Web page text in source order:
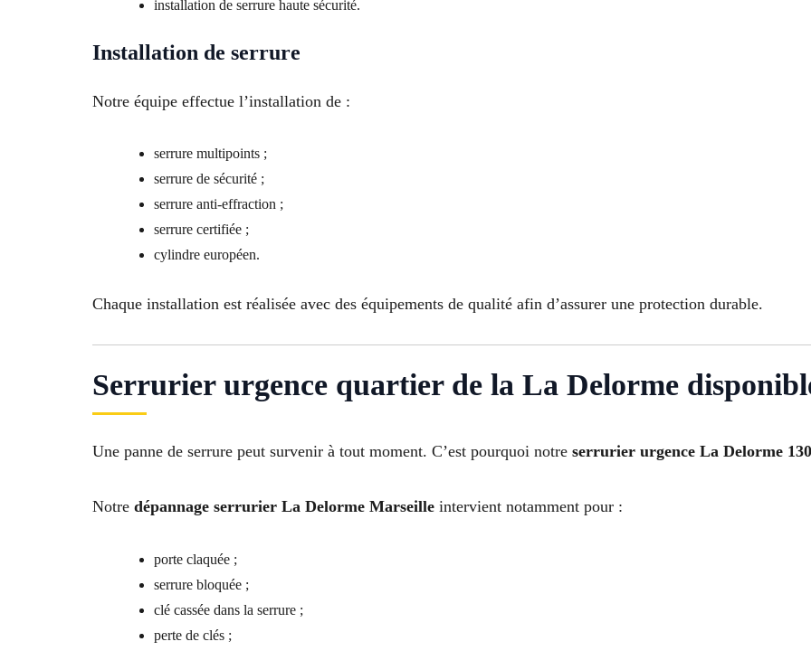
installation de serrure haute sécurité.
Installation de serrure
Notre équipe effectue l’installation de :
serrure multipoints ;
serrure de sécurité ;
serrure anti-effraction ;
serrure certifiée ;
cylindre européen.
Chaque installation est réalisée avec des équipements de qualité afin d’assurer une protection durable.
Serrurier urgence quartier de la La Delorme
Une panne de serrure peut survenir à tout moment. C’est pourquoi notre serrurier urgence La Delorme
Notre dépannage serrurier La Delorme Marseille intervient notamment pour :
porte claquée ;
serrure bloquée ;
clé cassée dans la serrure ;
perte de clés ;